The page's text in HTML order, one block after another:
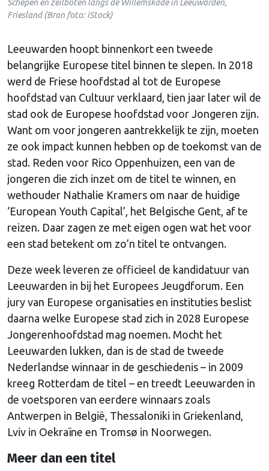
Schepen en zeilboten langs de Willemskade in Leeuwarden,
Friesland (Bron foto: iStock)
Leeuwarden hoopt binnenkort een tweede
belangrijke Europese titel binnen te slepen. In 2018
werd de Friese hoofdstad al tot de Europese
hoofdstad van Cultuur verklaard, tien jaar later wil de
stad ook de Europese hoofdstad voor Jongeren zijn.
Want om voor jongeren aantrekkelijk te zijn, moeten
ze ook impact kunnen hebben op de toekomst van de
stad. Reden voor Rico Oppenhuizen, een van de
jongeren die zich inzet om de titel te winnen, en
wethouder Nathalie Kramers om naar de huidige
‘European Youth Capital’, het Belgische Gent, af te
reizen. Daar zagen ze met eigen ogen wat het voor
een stad betekent om zo’n titel te ontvangen.
Deze week leveren ze officieel de kandidatuur van
Leeuwarden in bij het Europees Jeugdforum. Een
jury van Europese organisaties en instituties beslist
daarna welke Europese stad zich in 2028 Europese
Jongerenhoofdstad mag noemen. Mocht het
Leeuwarden lukken, dan is de stad de tweede
Nederlandse winnaar in de geschiedenis – in 2009
kreeg Rotterdam de titel – en treedt Leeuwarden in
de voetsporen van eerdere winnaars zoals
Antwerpen in België, Thessaloniki in Griekenland,
Lviv in Oekraïne en Tromsø in Noorwegen.
Meer dan een titel